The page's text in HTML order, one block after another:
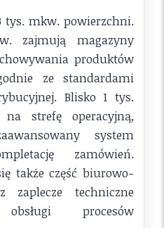
tys. mkw. powierzchni.
zajmują magazyny
produktów
ze standardami
Blisko 1 tys.
strefę operacyjną,
system
zamówień.
także część biurowo-
zaplecze techniczne
procesów